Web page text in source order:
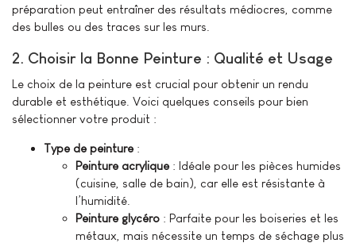
préparation peut entraîner des résultats médiocres, comme
des bulles ou des traces sur les murs.
2. Choisir la Bonne Peinture : Qualité et Usage
Le choix de la peinture est crucial pour obtenir un rendu
durable et esthétique. Voici quelques conseils pour bien
sélectionner votre produit :
Type de peinture :
Peinture acrylique : Idéale pour les pièces humides
(cuisine, salle de bain), car elle est résistante à
l’humidité.
Peinture glycéro : Parfaite pour les boiseries et les
métaux, mais nécessite un temps de séchage plus